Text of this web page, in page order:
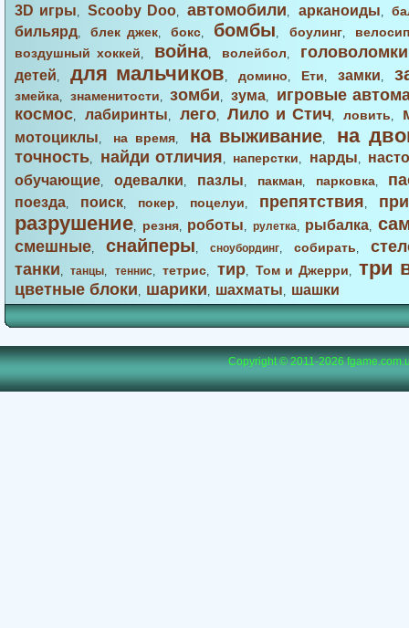
3D игры,Scooby Doo,автомобили, арканоиды,
бильярд,блек джек,бокс, бомбы, боулинг,
воздушный хоккей, война, волейбол, головоломки
детей, для мальчиков, домино, Ети, замки,
змейка, знаменитости,зомби, зума,
игровые
космос, лабиринты, лего,Лило и Стич,ловить,
мотоциклы, на время, на выживание, на
точность, найди отличия, наперстки, нарды,
обучающие, одевалки, пазлы, пакман, парковка,
поезда, поиск, покер, поцелуи, препятствия,
разрушение, резня, роботы, рулетка, рыбалка,
смешные, снайперы, сноубординг, собирать,
танки,танцы, теннис,тетрис, тир,Том и Джерри, три
цветные блоки, шарики, шахматы, шашки
Copyright © 2011-2026